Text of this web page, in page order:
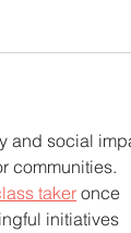
and social
communities.
taker once
initiatives